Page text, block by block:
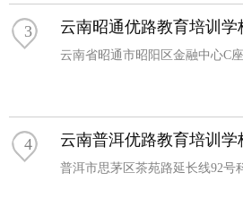
3 云南昭通优路教育培训学
云南省昭通市昭阳区金融中心C
4 云南普洱优路教育培训学